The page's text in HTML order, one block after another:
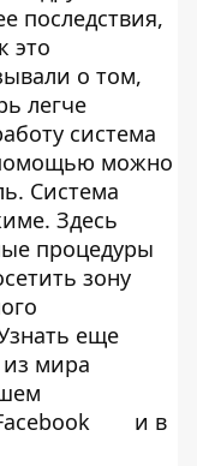
последствия,
это
о том,
легче
система
можно
Система
Здесь
процедуры
зону
еще
мира
и в